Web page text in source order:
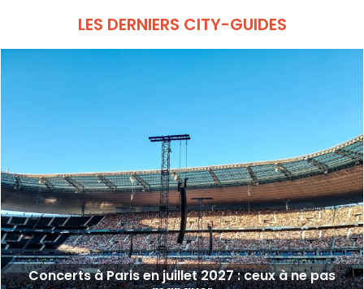
LES DERNIERS CITY-GUIDES
Concerts à Paris en juillet 2027 : ceux à ne pas